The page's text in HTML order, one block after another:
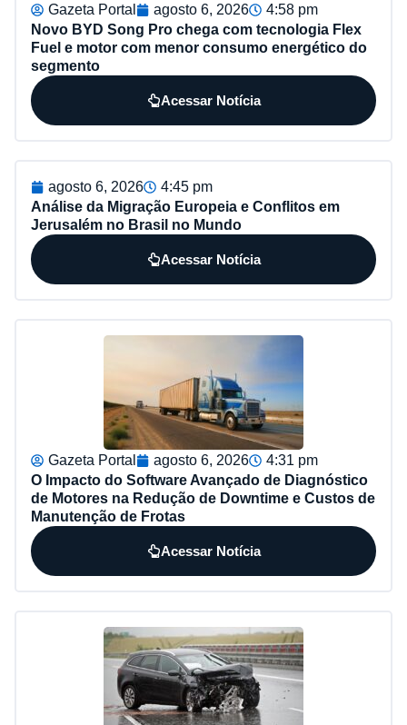
Gazeta Portal agosto 6, 2026
4:58 pm
Novo BYD Song Pro chega com tecnologia Flex
Fuel e motor com menor consumo energético do
segmento
Acessar Notícia
agosto 6, 2026
4:45 pm
Análise da Migração Europeia e Conflitos em
Jerusalém no Brasil no Mundo
Acessar Notícia
Gazeta Portal agosto 6, 2026
4:31 pm
O Impacto do Software Avançado de Diagnóstico
de Motores na Redução de Downtime e Custos de
Manutenção de Frotas
Acessar Notícia